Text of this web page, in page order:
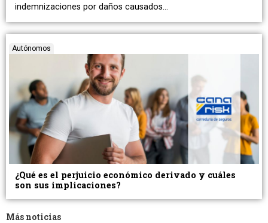
indemnizaciones por daños causados…
Autónomos
¿Qué es el perjuicio económico derivado y cuáles
son sus implicaciones?
Más noticias